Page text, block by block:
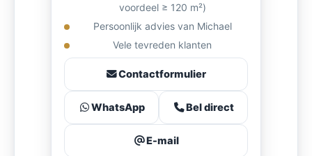
voordeel ≥ 120 m²)
Persoonlijk advies van Michael
Vele tevreden klanten
Contactformulier
WhatsApp Bel direct
E-mail